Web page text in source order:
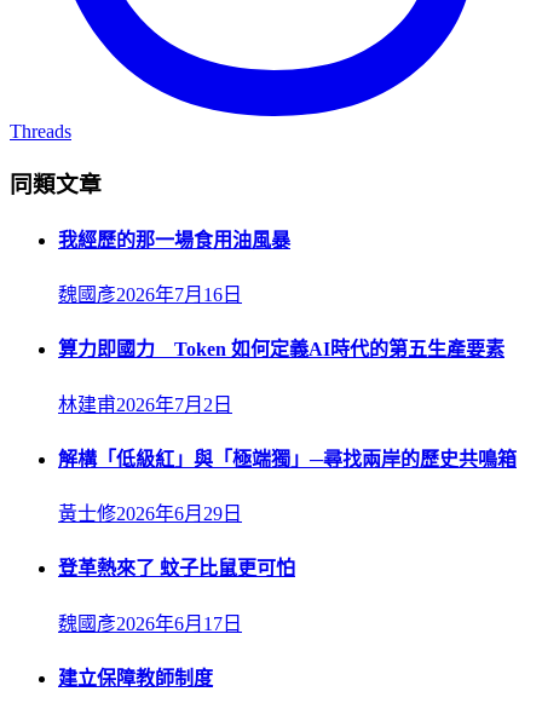
Threads
同類文章
我經歷的那一場食用油風暴
魏國彥2026年7月16日
算力即國力 Token 如何定義AI時代的第五生產要素
林建甫2026年7月2日
解構「低級紅」與「極端獨」─尋找兩岸的歷史共鳴箱
黃士修2026年6月29日
登革熱來了 蚊子比鼠更可怕
魏國彥2026年6月17日
建立保障教師制度